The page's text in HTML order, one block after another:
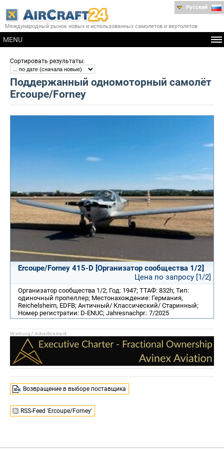
Международный рынок новых и использованных самолетов и вертолетов
MENU
Русский
Сортировать результаты:
Поддержанный одномоторный самолёт
Ercoupe/Forney
Ercoupe/Forney 415-D [Организатор сообщества 1/2]
Цена по запросу [1/2]
Организатор сообщества 1/2; Год: 1947; ТТАФ: 832h; Тип:
одиночный пропеллер; Местонахождение: Германия,
Reichelsheim, EDFB; Античный/ Классический/ Старинный;
Номер регистратии: D-ENUC; Jahresnachpr.: 7/2025
Возвращение в выборе поставщика
RSS-Feed 'Ercoupe/Forney'